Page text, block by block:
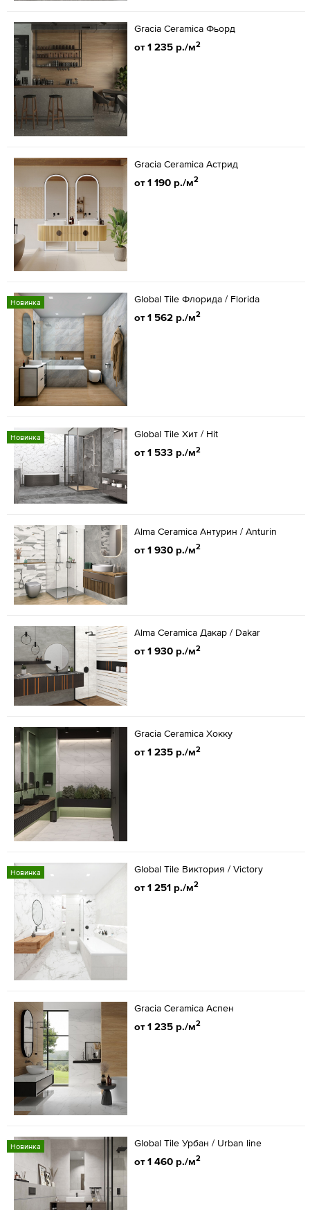
Gracia Ceramica Фьорд
от 1 235 р./м2
Gracia Ceramica Астрид
от 1 190 р./м2
Новинка Global Tile Флорида / Florida
от 1 562 р./м2
Новинка Global Tile Хит / Hit
от 1 533 р./м2
Alma Ceramica Антурин / Anturin
от 1 930 р./м2
Alma Ceramica Дакар / Dakar
от 1 930 р./м2
Gracia Ceramica Хокку
от 1 235 р./м2
Новинка Global Tile Виктория / Victory
от 1 251 р./м2
Gracia Ceramica Аспен
от 1 235 р./м2
Новинка Global Tile Урбан / Urban line
от 1 460 р./м2